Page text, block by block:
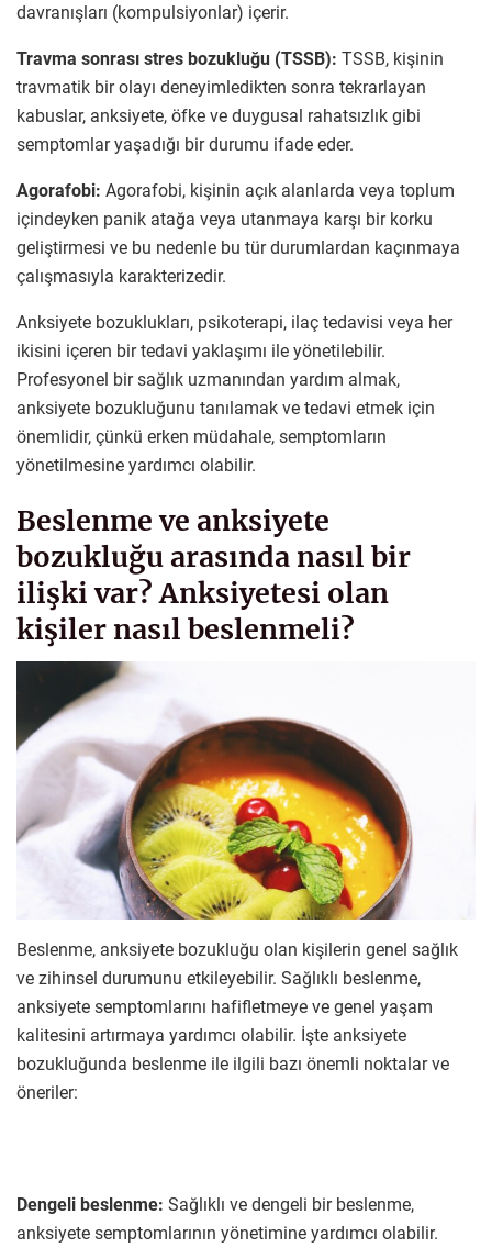
davranışları (kompulsiyonlar) içerir.
Travma sonrası stres bozukluğu (TSSB): TSSB, kişinin
travmatik bir olayı deneyimledikten sonra tekrarlayan
kabuslar, anksiyete, öfke ve duygusal rahatsızlık gibi
semptomlar yaşadığı bir durumu ifade eder.
Agorafobi: Agorafobi, kişinin açık alanlarda veya toplum
içindeyken panik atağa veya utanmaya karşı bir korku
geliştirmesi ve bu nedenle bu tür durumlardan kaçınmaya
çalışmasıyla karakterizedir.
Anksiyete bozuklukları, psikoterapi, ilaç tedavisi veya her
ikisini içeren bir tedavi yaklaşımı ile yönetilebilir.
Profesyonel bir sağlık uzmanından yardım almak,
anksiyete bozukluğunu tanılamak ve tedavi etmek için
önemlidir, çünkü erken müdahale, semptomların
yönetilmesine yardımcı olabilir.
Beslenme ve anksiyete
bozukluğu arasında nasıl bir
ilişki var? Anksiyetesi olan
kişiler nasıl beslenmeli?
Beslenme, anksiyete bozukluğu olan kişilerin genel sağlık
ve zihinsel durumunu etkileyebilir. Sağlıklı beslenme,
anksiyete semptomlarını hafifletmeye ve genel yaşam
kalitesini artırmaya yardımcı olabilir. İşte anksiyete
bozukluğunda beslenme ile ilgili bazı önemli noktalar ve
öneriler:
Dengeli beslenme: Sağlıklı ve dengeli bir beslenme,
anksiyete semptomlarının yönetimine yardımcı olabilir.